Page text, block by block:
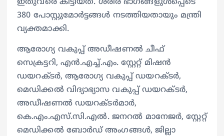
380 പോസ്റ്റുമോര്‍ട്ടങ്ങള്‍ നടത്തിയതായും മന്ത്രി
വ്യക്തമാക്കി.
ആരോഗ്യ വകുപ്പ് അഡീഷണല്‍ ചീഫ്
സെക്രട്ടറി, എന്‍.എച്ച്.എം. സ്റ്റേറ്റ് മിഷന്‍
ഡയറക്ടര്‍, ആരോഗ്യ വകുപ്പ് ഡയറക്ടര്‍,
മെഡിക്കല്‍ വിദ്യാഭ്യാസ വകുപ്പ് ഡയറക്ടര്‍,
അഡീഷണല്‍ ഡയറക്ടര്‍മാര്‍,
കെ.എം.എസ്.സി.എല്‍. ജനറല്‍ മാനേജര്‍, സ്റ്റേറ്റ്
മെഡിക്കല്‍ ബോര്‍ഡ് അംഗങ്ങള്‍, ജില്ലാ